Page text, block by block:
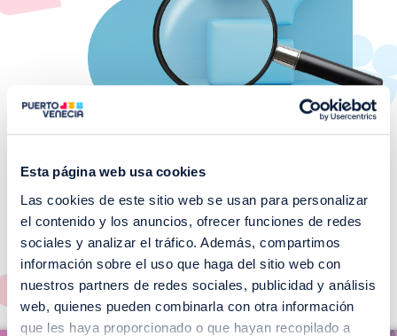
Esta página web usa cookies
Las cookies de este sitio web se usan para personalizar
el contenido y los anuncios, ofrecer funciones de redes
sociales y analizar el tráfico. Además, compartimos
información sobre el uso que haga del sitio web con
nuestros partners de redes sociales, publicidad y análisis
web, quienes pueden combinarla con otra información
que les haya proporcionado o que hayan recopilado a
¡No te pierdas nuestros
EVENTOS!
Ver todos >